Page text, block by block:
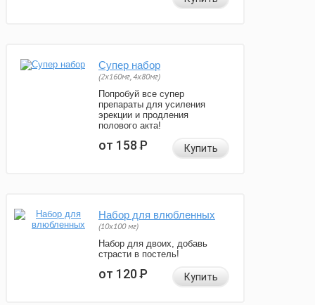
Супер набор
(2х160мг, 4х80мг)
Попробуй все супер
препараты для усиления
эрекции и продления
полового акта!
от 158Р Купить
Набор для влюбленных
(10х100 мг)
Набор для двоих, добавь
страсти в постель!
от 120Р Купить